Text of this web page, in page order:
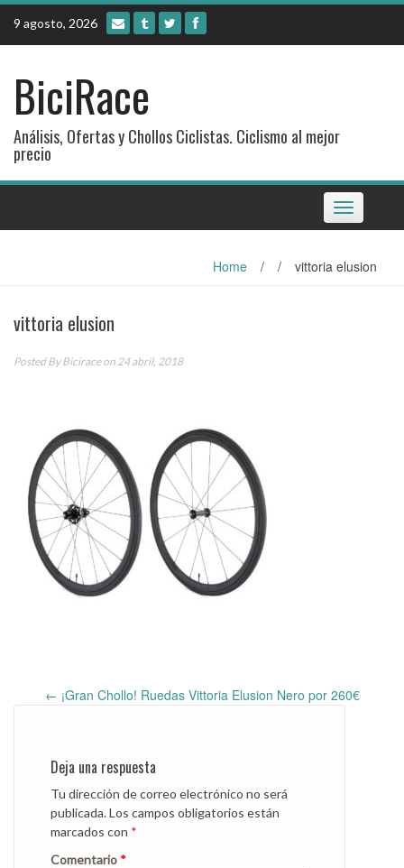
Skip
content
9 agosto, 2026
BiciRace
Análisis, Ofertas y Chollos Ciclistas. Ciclismo al mejor
precio
Toggle
navigation
Home / / vittoria elusion
vittoria elusion
Posted ByBiciraceon 24 abril, 2018
Post
← ¡Gran Chollo! Ruedas Vittoria Elusion Nero por 260€
Deja una respuesta
Tu dirección de correo electrónico no será
publicada.Los campos obligatorios están
marcados con *
Comentario *